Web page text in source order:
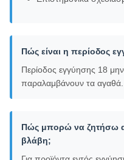
Πώς είναι η περίοδος
Περίοδος εγγύησης 18
παραλαμβάνουν τα αγαθά.
Πώς μπορώ να ζητήσω
βλάβη;